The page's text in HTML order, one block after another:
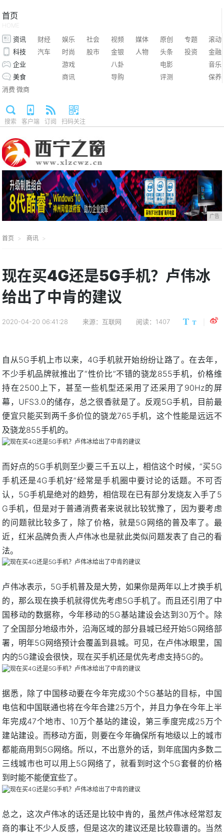
首页
HOME
资讯 财经 娱乐 社会 视频 媒体 原创 专题
滚动
科技
汽车 时尚 股市 金银 人物 头条 投资
金融
企业
游戏 八卦 电影
音乐
美食
商讯 导购 评测
保养
消费 微商
搜索 客户端 订阅 扫码关注
广告
首页 商讯
现在买4G还是5G手机？卢伟冰
给出了中肯的建议
2020-04-20 06:41:28 来源：互联网 阅读：1407
自从5G手机上市以来，4G手机就开始纷纷让路了。在去年，
不少手机品牌就推出了“性价比”不错的骁龙855手机，价格维
持在2500上下，甚至一些机型还采用了还采用了90Hz的屏
幕，UFS3.0的储存，总之很香就是了。反观5G手机，目前最
便宜只能买到两千多价位的骁龙765手机，这个性能是远远不
及骁龙855手机的。
而好点的5G手机则至少要三千五以上，相信这个时候，“买5G
手机还是4G手机好”经常是手机圈中要讨论的话题。不可否
认，5G手机是绝对的趋势，相信现在已有部分发烧友入手了5
G手机，但是对于普通消费者来说就比较犹豫了，因为要考虑
的问题就比较多了，除了价格，就是5G网络的普及率了。最
近，红米品牌负责人卢伟冰也是就此类似问题发表了自己的看
法。
卢伟冰表示，5G手机普及是大势，如果你是两年以上才换手机
的，那么现在换手机就得优先考虑5G手机了。而且还引用了中
国移动的数据称，今年移动的5G基站建设会达到30万个。除
了全国部分地级市外，沿海区域的部分县城已经开始5G网络部
署，明年5G网络预计会覆盖到县城。可见，在卢伟冰眼里，国
内的5G建设会很快，现在买手机还是优先考虑支持5G的。
据悉，除了中国移动要在今年完成30个5G基站的目标，中国
电信和中国联通也将在今年合建25万个，并且力争在今年上半
年完成47个地市、10万个基站的建设，第三季度完成25万个
建站建设。而移动方面，则要在今年确保所有地级以上的城市
都能商用到5G网络。所以，不出意外的话，到年底国内多数二
三线城市也可以用上5G网络了，就看到时这个5G套餐的价格
到时能不能便宜些了。
总之，这次卢伟冰的话还是比较中肯的，虽然卢伟冰经常怼友
商的事让不少人反感，但是这次的建议还是比较靠谱的。当然